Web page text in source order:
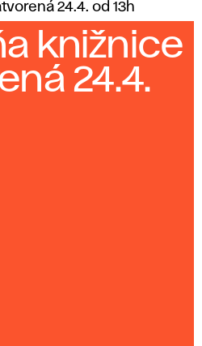
24.4. od 13h
knižnice
24.4.